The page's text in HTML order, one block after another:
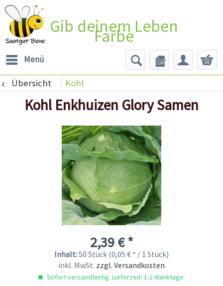
Gib deinem Leben
Farbe
Menü
Übersicht Kohl
Kohl Enkhuizen Glory Samen
2,39 € *
Inhalt:50 Stück (0,05 € * / 1 Stück)
inkl. MwSt. zzgl. Versandkosten
Sofort versandfertig. Lieferzeit: 1-2 Werktage.